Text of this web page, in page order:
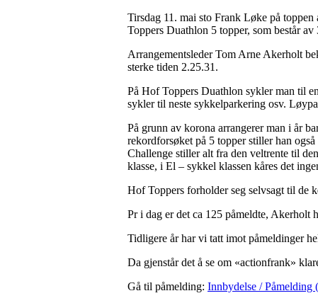
Tirsdag 11. mai sto Frank Løke på
Toppers Duathlon 5 topper, som består
Arrangementsleder Tom Arne Akerholt
sterke tiden 2.25.31.
På Hof Toppers Duathlon sykler man til
sykler til neste sykkelparkering osv.
På grunn av korona arrangerer man i år
rekordforsøket på 5 topper stiller han
Challenge stiller alt fra den veltrente til
klasse, i El – sykkel klassen kåres det
Hof Toppers forholder seg selvsagt til de
Pr i dag er det ca 125 påmeldte, Akerholt
Tidligere år har vi tatt imot påmeldinger
Da gjenstår det å se om «actionfrank»
Gå til påmelding: Innbydelse / Påmelding